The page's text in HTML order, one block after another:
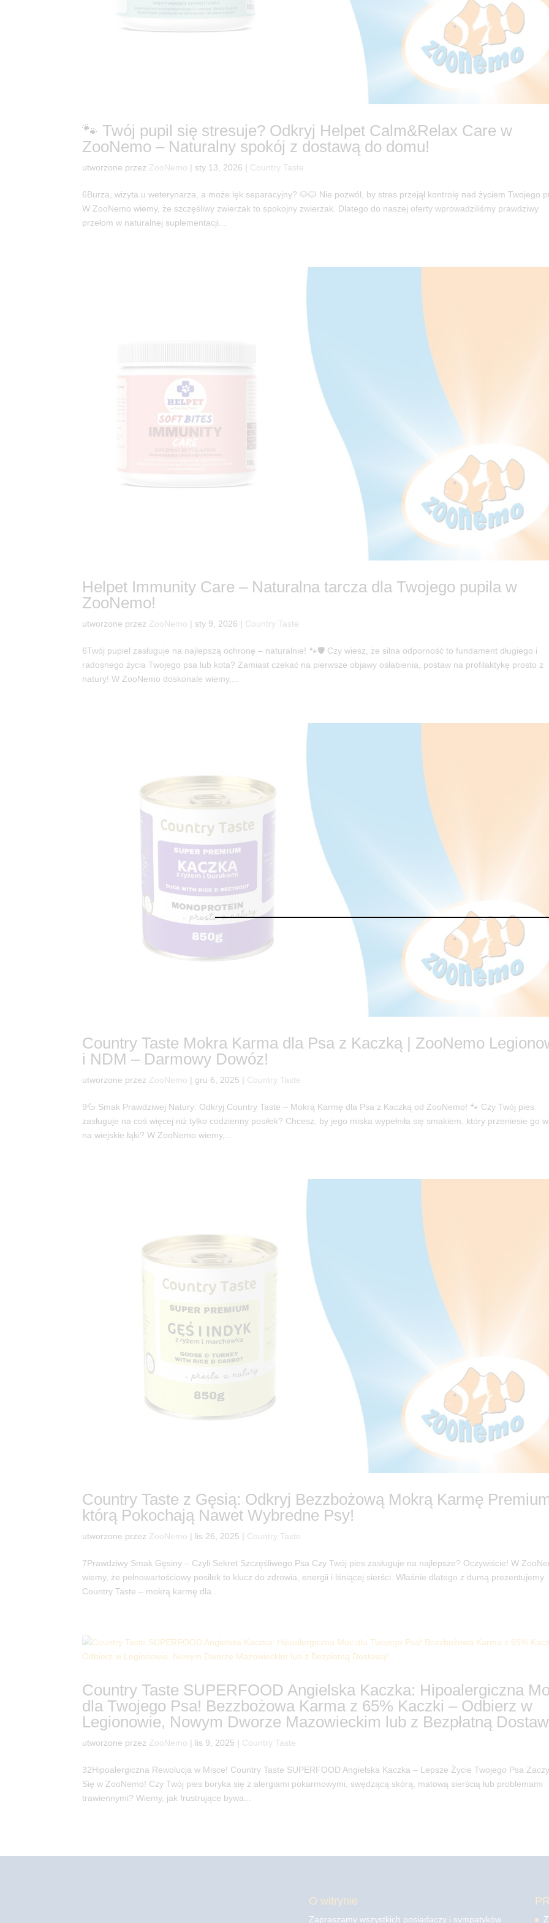
🐾 Twój pupil się stresuje? Odkryj Helpet Calm&Relax Care w
ZooNemo – Naturalny spokój z dostawą do domu!
utworzone przez ZooNemo | sty 13, 2026 | Country Taste
6Burza, wizyta u weterynarza, a może lęk separacyjny? 🐶🐱 Nie pozwól, by stres przejął kontrolę nad życiem Twojego
W ZooNemo wiemy, że szczęśliwy zwierzak to spokojny zwierzak. Dlatego do naszej oferty wprowadziliśmy prawdziwy
przełom w naturalnej suplementacji...
Helpet Immunity Care – Naturalna tarcza dla Twojego pupila w
ZooNemo!
utworzone przez ZooNemo | sty 9, 2026 | Country Taste
6Twój pupiel zasługuje na najlepszą ochronę – naturalnie! 🐾🛡️ Czy wiesz, że silna odporność to fundament długiego i
radosnego życia Twojego psa lub kota? Zamiast czekać na pierwsze objawy osłabienia, postaw na profilaktykę prosto z
natury! W ZooNemo doskonale wiemy,...
Country Taste Mokra Karma dla Psa z Kaczką | ZooNemo
i NDM – Darmowy Dowóz!
utworzone przez ZooNemo | gru 6, 2025 | Country Taste
9🦆 Smak Prawdziwej Natury: Odkryj Country Taste – Mokrą Karmę dla Psa z Kaczką od ZooNemo! 🐾 Czy Twój pies
zasługuje na coś więcej niż tylko codzienny posiłek? Chcesz, by jego miska wypełniła się smakiem, który przeniesie go
na wiejskie łąki? W ZooNemo wiemy,...
Country Taste z Gęsią: Odkryj Bezzbożową Mokrą Karmę
którą Pokochają Nawet Wybredne Psy!
utworzone przez ZooNemo | lis 26, 2025 | Country Taste
7Prawdziwy Smak Gęsiny – Czyli Sekret Szczęśliwego Psa Czy Twój pies zasługuje na najlepsze? Oczywiście! W
wiemy, że pełnowartościowy posiłek to klucz do zdrowia, energii i lśniącej sierści. Właśnie dlatego z dumą prezentujemy
Country Taste – mokrą karmę dla...
Country Taste SUPERFOOD Angielska Kaczka: Hipoalergiczna
dla Twojego Psa! Bezzbożowa Karma z 65% Kaczki – Odbierz w
Legionowie, Nowym Dworze Mazowieckim lub z Bezpłatną
utworzone przez ZooNemo | lis 9, 2025 | Country Taste
32Hipoalergiczna Rewolucja w Misce! Country Taste SUPERFOOD Angielska Kaczka – Lepsze Życie Twojego Psa
Się w ZooNemo! Czy Twój pies boryka się z alergiami pokarmowymi, swędzącą skórą, matową sierścią lub problemami
trawiennymi? Wiemy, jak frustrujące bywa...
O witrynie
Zapraszamy wszystkich posiadaczy i sympatyków